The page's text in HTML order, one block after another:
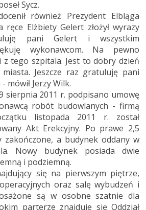
Sycz.
również Prezydent Elbląga
Elżbiety Gelert złożył wyrazy
pani Gelert i wszystkim
wykonawcom. Na pewno
z tego szpitala. Jest to dobry dzień
Jeszcze raz gratuluję pani
mówił Jerzy Wilk.
sierpnia 2011 r. podpisano umowę
robót budowlanych - firmą
listopada 2011 r. został
Akt Erekcyjny. Po prawe 2,5
a budynek oddany w
Nowy budynek posiada dwie
i podziemną.
się na pierwszym piętrze,
oraz salę wybudzeń i
są w osobne szatnie dla
parterze znajduje się Oddział